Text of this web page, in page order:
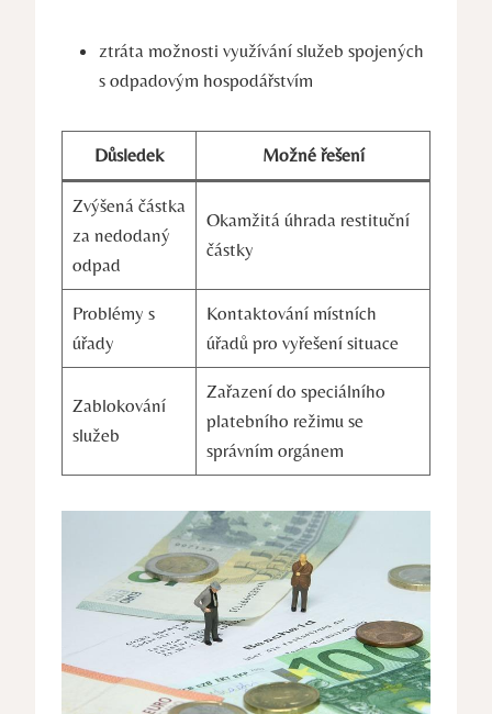
ztráta možnosti využívání služeb spojených
s odpadovým hospodářstvím
Důsledek Možné řešení
Zvýšená částka
za nedodaný
odpad
Okamžitá úhrada restituční
částky
Problémy s
úřady
Kontaktování místních
úřadů pro vyřešení situace
Zablokování
služeb
Zařazení do speciálního
platebního režimu se
správním orgánem